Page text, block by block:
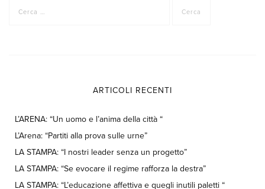
per:
ARTICOLI RECENTI
L’ARENA: “Un uomo e l’anima della città “
L’Arena: “Partiti alla prova sulle urne”
LA STAMPA: “I nostri leader senza un progetto”
LA STAMPA: “Se evocare il regime rafforza la destra”
LA STAMPA: “L’educazione affettiva e quegli inutili paletti “